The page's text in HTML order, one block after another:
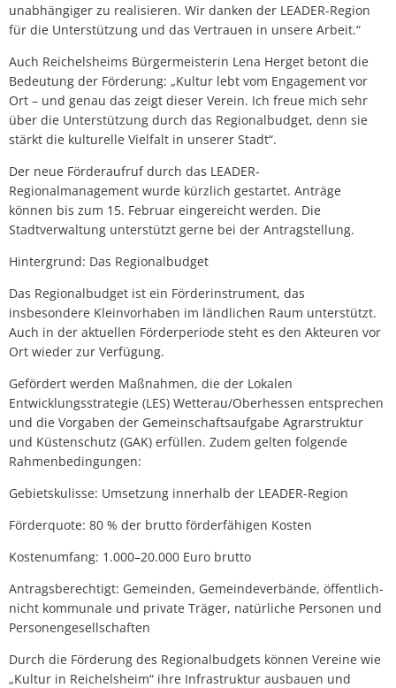
unabhängiger zu realisieren. Wir danken der LEADER-Region
für die Unterstützung und das Vertrauen in unsere Arbeit.“
Auch Reichelsheims Bürgermeisterin Lena Herget betont die
Bedeutung der Förderung: „Kultur lebt vom Engagement vor
Ort – und genau das zeigt dieser Verein. Ich freue mich sehr
über die Unterstützung durch das Regionalbudget, denn sie
stärkt die kulturelle Vielfalt in unserer Stadt“.
Der neue Förderaufruf durch das LEADER-
Regionalmanagement wurde kürzlich gestartet. Anträge
können bis zum 15. Februar eingereicht werden. Die
Stadtverwaltung unterstützt gerne bei der Antragstellung.
Hintergrund: Das Regionalbudget
Das Regionalbudget ist ein Förderinstrument, das
insbesondere Kleinvorhaben im ländlichen Raum unterstützt.
Auch in der aktuellen Förderperiode steht es den Akteuren vor
Ort wieder zur Verfügung.
Gefördert werden Maßnahmen, die der Lokalen
Entwicklungsstrategie (LES) Wetterau/Oberhessen entsprechen
und die Vorgaben der Gemeinschaftsaufgabe Agrarstruktur
und Küstenschutz (GAK) erfüllen. Zudem gelten folgende
Rahmenbedingungen:
Gebietskulisse: Umsetzung innerhalb der LEADER-Region
Förderquote: 80 % der brutto förderfähigen Kosten
Kostenumfang: 1.000–20.000 Euro brutto
Antragsberechtigt: Gemeinden, Gemeindeverbände, öffentlich-
nicht kommunale und private Träger, natürliche Personen und
Personengesellschaften
Durch die Förderung des Regionalbudgets können Vereine wie
„Kultur in Reichelsheim“ ihre Infrastruktur ausbauen und